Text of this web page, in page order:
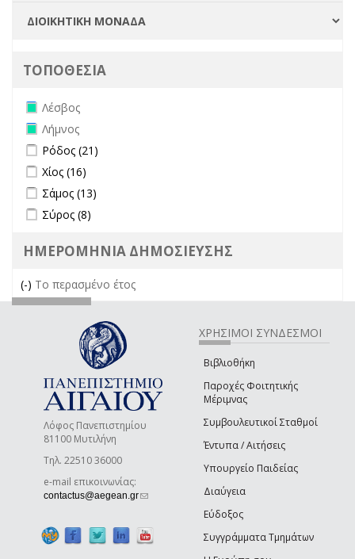
ΤΟΠΟΘΕΣΙΑ
Remove Λέσβος filter
Λέσβος
Remove Λήμνος filter
Λήμνος
Apply Ρόδος filter
Ρόδος (21)
Apply Χίος filter
Χίος (16)
Apply Σάμος filter
Σάμος (13)
Apply Σύρος filter
Σύρος (8)
ΗΜΕΡΟΜΗΝΙΑ ΔΗΜΟΣΙΕΥΣΗΣ
(-) Remove Το περασμένο έτος filter
Το περασμένο έτος
Λόφος Πανεπιστημίου
81100 Μυτιλήνη
Τηλ. 22510 36000
e-mail επικοινωνίας:
contactus@aegean.gr(link sends e-mail)
ΧΡΗΣΙΜΟΙ ΣΥΝΔΕΣΜΟΙ
Βιβλιοθήκη
Παροχές Φοιτητικής
Μέριμνας
Συμβουλευτικοί Σταθμοί
Έντυπα / Αιτήσεις
Υπουργείο Παιδείας
Διαύγεια
Εύδοξος
Συγγράμματα Τμημάτων